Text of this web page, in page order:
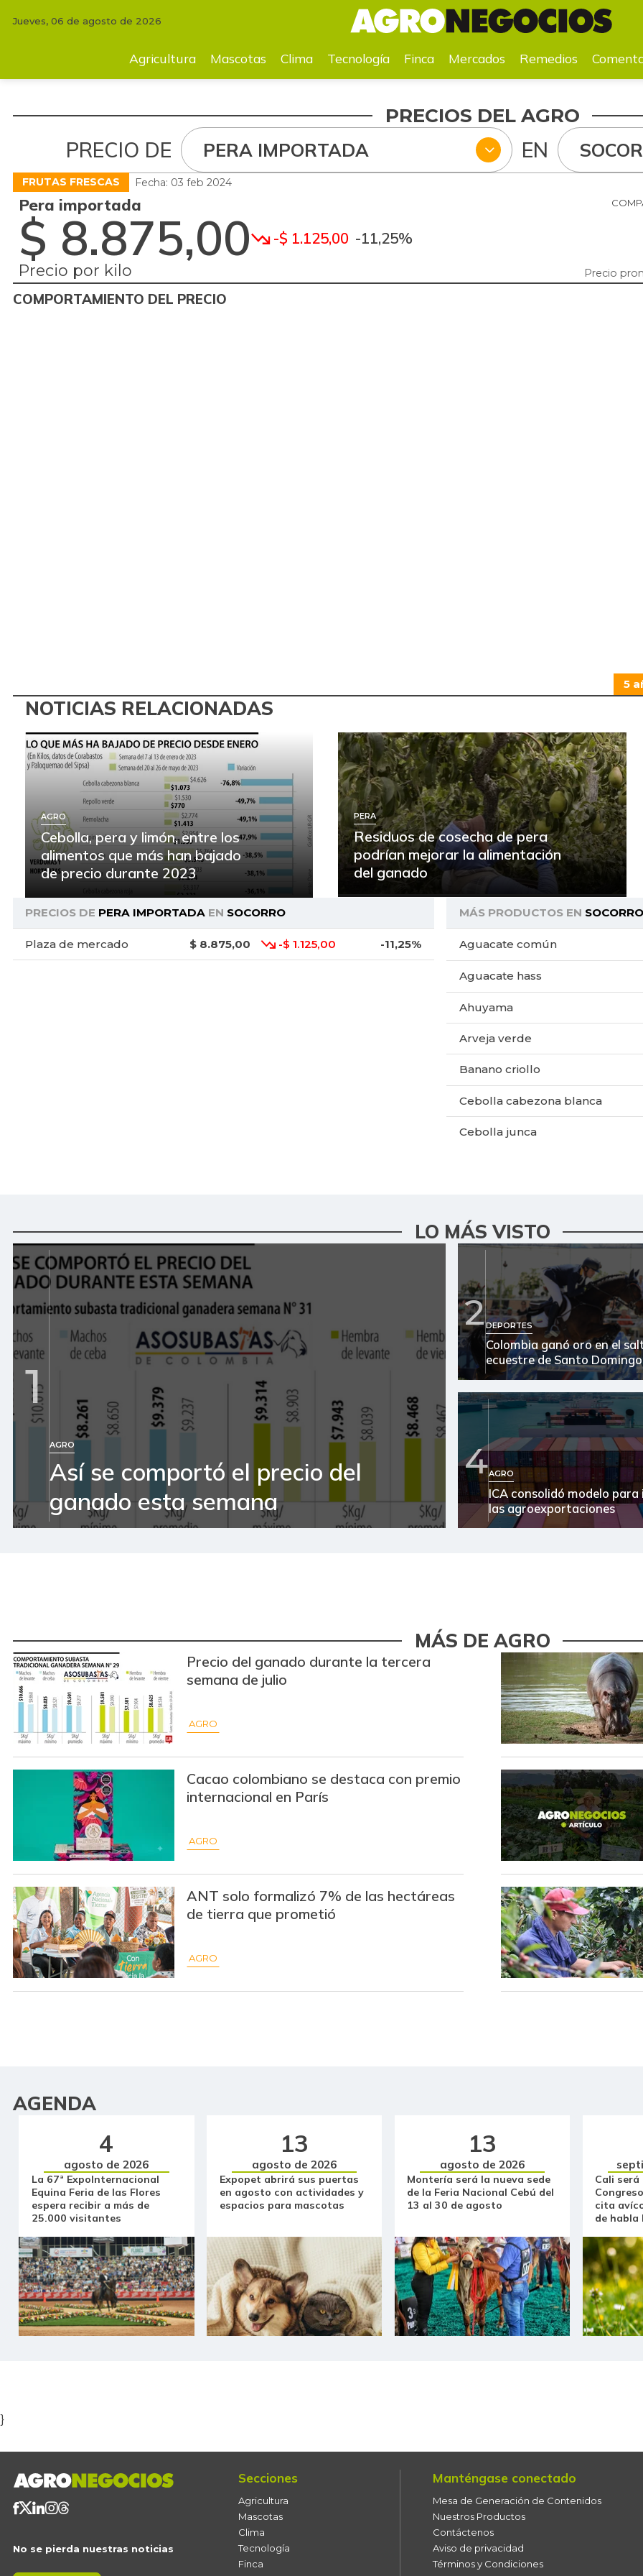
Mascotas Clima Tecnología Mercados Remedios Comentarios Agenda
Jueves, 06 de agosto de 2026
Agricultura Mascotas Clima Tecnología Finca Mercados Remedios
PRECIOS DEL AGRO
PRECIO DE PERA IMPORTADA EN
FRUTAS FRESCAS Fecha: 03 feb 2024
Pera importada
$ 8.875,00 -$ 1.125,00 -11,25%
Precio por kilo
Precio
COMPORTAMIENTO DEL PRECIO
5
NOTICIAS RELACIONADAS
AGRO
Cebolla, pera y limón, entre los
alimentos que más han bajado
de precio durante 2023
PERA
Residuos de cosecha de pera
podrían mejorar la alimentación
del ganado
PRECIOS DE PERA IMPORTADAEN SOCORRO
Plaza de mercado $ 8.875,00 -$ 1.125,00 -11,25%
MÁS PRODUCTOS EN SOCORRO
Aguacate común
Aguacate hass
Ahuyama
Arveja verde
Banano criollo
Cebolla cabezona blanca
Cebolla junca
Ciruela roja
Curuba larga
Durazno
Feijoa
Fresa
Fríjol verde en vaina
Granadilla
Guanábana
Guayaba
Limón Tahití
Limón común
Mandarina arrayana
Mandarina común
Mango Tommy
Mango de azúcar
Manzana
Manzana verde
Maracuyá
Papa pastusa
Papa suprema
Patilla
Pepino cohombro
Pera
Tomate Riogrande
Tomate de árbol
Uchuva con cáscara
Uva
LO MÁS VISTO
1
AGRO
Así se comportó el precio del
ganado esta semana
2DEPORTES
Colombia ganó oro en el
ecuestre de Santo
4AGRO
ICA consolidó modelo para
las agroexportaciones
MÁS DE AGRO
Precio del ganado durante la tercera
semana de julio
AGRO
Cacao colombiano se destaca con premio
internacional en París
AGRO
ANT solo formalizó 7% de las hectáreas
de tierra que prometió
AGRO
AGENDA
4
agosto de 2026
La 67ª ExpoInternacional
Equina Feria de las Flores
espera recibir a más de
25.000 visitantes
13
agosto de 2026
Expopet abrirá sus puertas
en agosto con actividades y
espacios para mascotas
13
agosto de 2026
Montería será la nueva sede
de la Feria Nacional Cebú del
13 al 30 de agosto
Cali será
cita
de habla
}
No se pierda nuestras noticias
Secciones
Agricultura
Mascotas
Clima
Tecnología
Finca
Manténgase conectado
Mesa de Generación de Contenidos
Nuestros Productos
Contáctenos
Aviso de privacidad
Términos y Condiciones